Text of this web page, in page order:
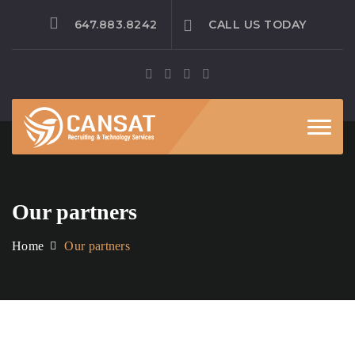
647.883.8242 CALL US TODAY
Our partners
Home Our partners